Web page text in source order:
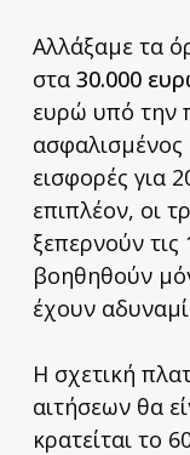
Αλλάξαμε τα
στα 30.000
ευρώ υπό την
ασφαλισμένος
εισφορές για
επιπλέον, οι
ξεπερνούν τις
βοηθηθούν
έχουν
Η σχετική
αιτήσεων θα
κρατείται το